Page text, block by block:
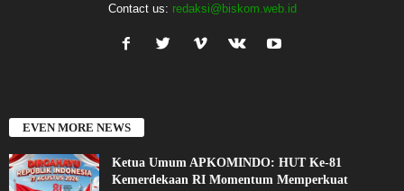
Contact us: redaksi@biskom.web.id
EVEN MORE NEWS
Ketua Umum APKOMINDO: HUT Ke-81
Kemerdekaan RI Momentum Memperkuat